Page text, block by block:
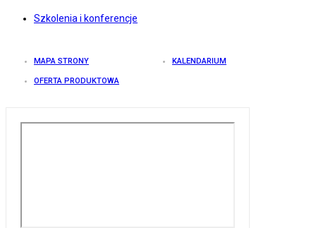
Szkolenia i konferencje
MAPA STRONY KALENDARIUM
OFERTA PRODUKTOWA